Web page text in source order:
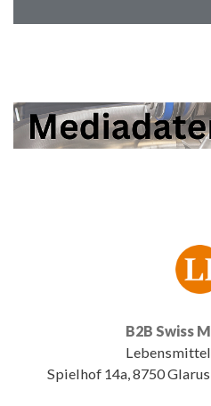
B2B Swiss
Spielhof 14a, 8750 Glarus